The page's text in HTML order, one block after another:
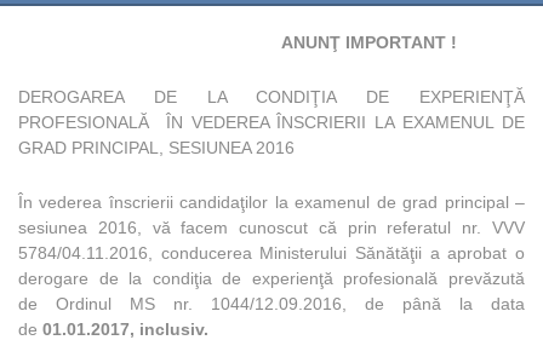
ANUNŢ IMPORTANT !
DEROGAREA DE LA CONDIŢIA DE EXPERIENŢĂ
PROFESIONALĂ ÎN VEDEREA ÎNSCRIERII LA EXAMENUL DE
GRAD PRINCIPAL, SESIUNEA 2016
În vederea înscrierii candidaţilor la examenul de grad principal –
sesiunea 2016, vă facem cunoscut că prin referatul nr. VVV
5784/04.11.2016, conducerea Ministerului Sănătăţii a aprobat o
derogare de la condiţia de experienţă profesională prevăzută
de Ordinul MS nr. 1044/12.09.2016, de până la data
de 01.01.2017, inclusiv.